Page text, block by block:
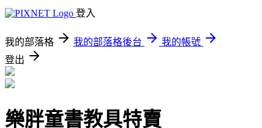
登入
我的部落格 我的部落格後台
我的帳號
登出
樂胖童書教具特賣